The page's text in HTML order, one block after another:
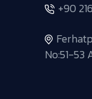
+90
No:51-53